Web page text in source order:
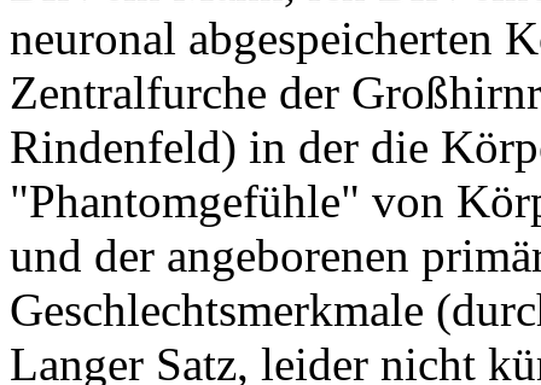
neuronal abgespeicherten
Zentralfurche der
Rindenfeld) in der die
"Phantomgefühle" von
und der angeborenen
Geschlechtsmerkmale
Langer Satz, leider nicht